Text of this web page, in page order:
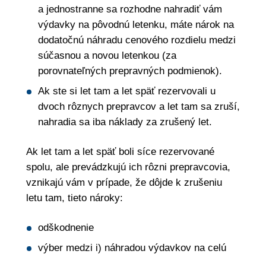
a jednostranne sa rozhodne nahradiť vám
výdavky na pôvodnú letenku, máte nárok na
dodatočnú náhradu cenového rozdielu medzi
súčasnou a novou letenkou (za
porovnateľných prepravných podmienok).
Ak ste si let tam a let späť rezervovali u
dvoch rôznych prepravcov a let tam sa zruší,
nahradia sa iba náklady za zrušený let.
Ak let tam a let späť boli síce rezervované
spolu, ale prevádzkujú ich rôzni prepravcovia,
vznikajú vám v prípade, že dôjde k zrušeniu
letu tam, tieto nároky:
odškodnenie
výber medzi i) náhradou výdavkov na celú